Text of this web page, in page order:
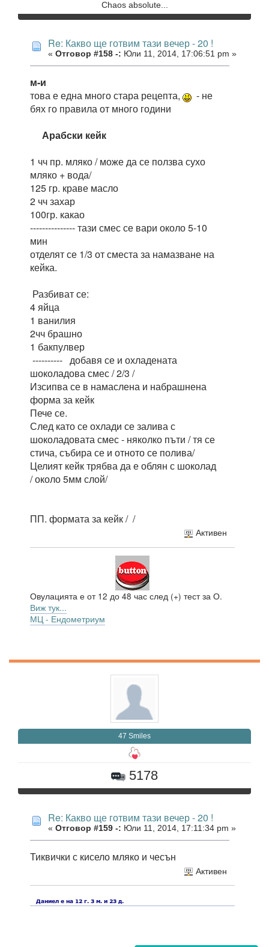
Chaos absolute...
Re: Какво ще готвим тази вечер - 20 !
« Отговор #158 -: Юли 11, 2014, 17:06:51 pm »
м-и
това е една много стара рецепта,
- не
бях го правила от много години
Арабски кейк
1 чч пр. мляко / може да се ползва сухо
мляко + вода/
125 гр. краве масло
2 чч захар
100гр. какао
--------------- тази смес се вари около 5-10
мин
отделят се 1/3 от сместа за намазване на
кейка.
Разбиват се:
4 яйца
1 ванилия
2чч брашно
1 бакпулвер
---------- добавя се и охладената
шоколадова смес / 2/3 /
Изсипва се в намаслена и набрашнена
форма за кейк
Пече се.
След като се охлади се залива с
шоколадовата смес - няколко пъти / тя се
стича, събира се и отното се полива/
Целият кейк трябва да е облян с шоколад
/ около 5мм слой/
ПП. формата за кейк / /
Активен
Овулацията е от 12 до 48 час след (+) тест за О.
Виж тук...
МЦ - Ендометриум
47 Smiles
5178
Re: Какво ще готвим тази вечер - 20 !
« Отговор #159 -: Юли 11, 2014, 17:11:34 pm »
Тиквички с кисело мляко и чесън
Активен